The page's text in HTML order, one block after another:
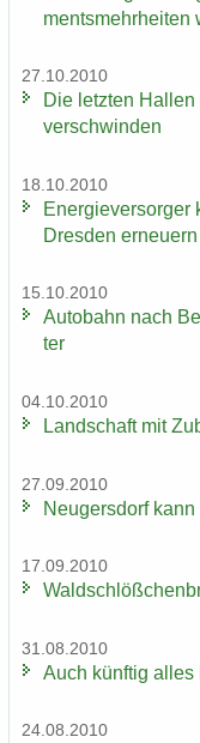
ments­mehr­hei­ten
27.10.2010
Die letz­ten
ver­schwin­den
18.10.2010
En­er­gie­ver­sor­ger
Dres­den er­neu­ern
15.10.2010
Au­to­bahn nach
ter
04.10.2010
Land­schaft mit
27.09.2010
Neu­gers­dorf
17.09.2010
31.08.2010
Auch künf­tig alles
24.08.2010